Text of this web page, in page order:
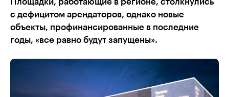
Площадки, работающие в регионе, столкнулись
с дефицитом арендаторов, однако новые
объекты, профинансированные в последние
годы, «все равно будут запущены».